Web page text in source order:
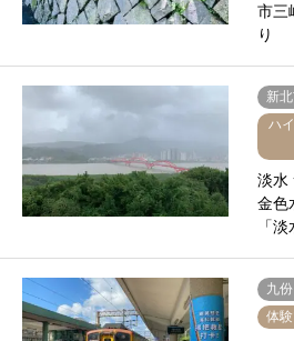
市三
り
新
ハ
淡水
金色
「
九
体